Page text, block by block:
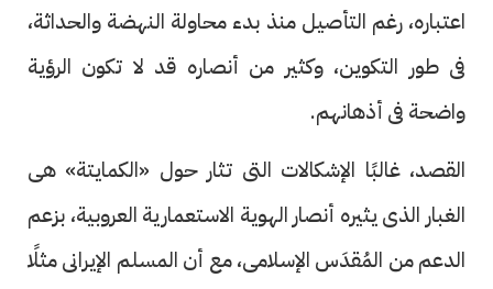
اعتباره، رغم التأصيل منذ بدء محاولة النهضة والحداثة،
فى طور التكوين، وكثير من أنصاره قد لا تكون الرؤية
واضحة فى أذهانهم.
القصد، غالبًا الإشكالات التى تثار حول «الكمايتة» هى
الغبار الذى يثيره أنصار الهوية الاستعمارية العروبية، بزعم
الدعم من المُقدَس الإسلامى، مع أن المسلم الإيرانى مثلًا